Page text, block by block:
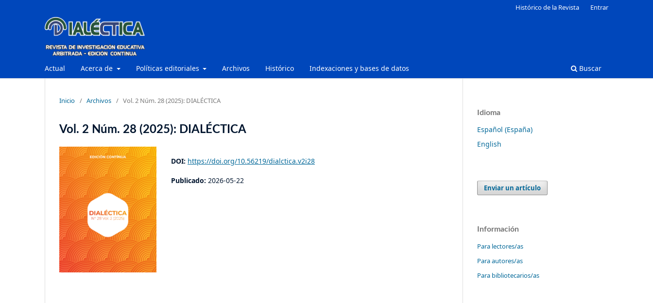
Actual Acerca de Políticas editoriales Archivos Histórico Indexaciones y bases de datos Buscar
Histórico de la Revista Entrar
Inicio / Archivos / Vol. 2 Núm. 28 (2025): DIALÉCTICA
Vol. 2 Núm. 28 (2025): DIALÉCTICA
DOI: https://doi.org/10.56219/dialctica.v2i28
Publicado: 2026-05-22
Idioma
Español (España)
English
Enviar un artículo
Información
Para lectores/as
Para autores/as
Para bibliotecarios/as